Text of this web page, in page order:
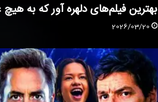
بهترین فیلم‌های دلهره آور که به
2026/03/20